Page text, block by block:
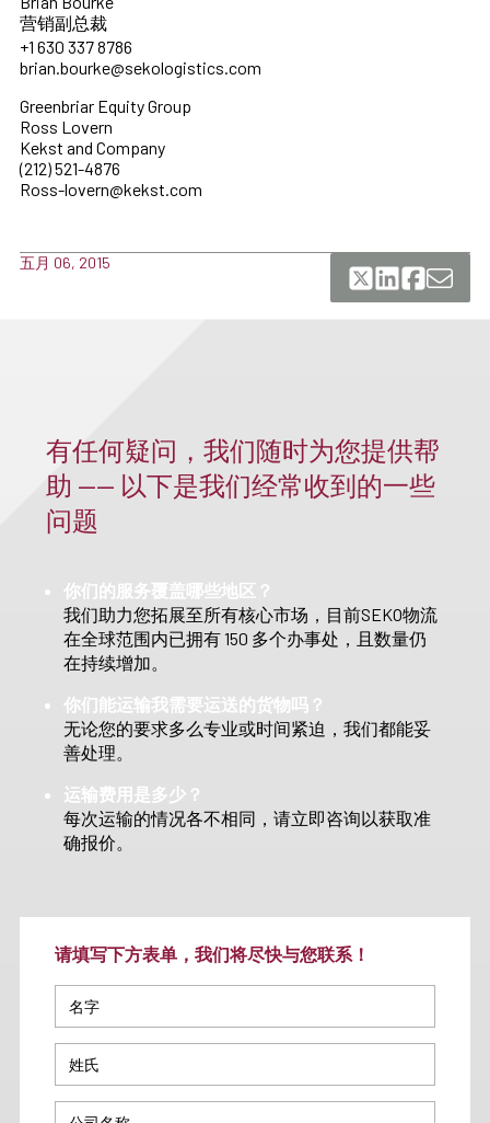
营销副总裁
+1 630 337 8786
brian.bourke@sekologistics.com
Greenbriar Equity Group
Ross Lovern
Kekst and Company
(212) 521-4876
Ross-lovern@kekst.com
五月 06, 2015
有任何疑问，我们随时为您提供帮
助 —— 以下是我们经常收到的一些
问题
你们的服务覆盖哪些地区？
我们助力您拓展至所有核心市场，目前SEKO物流
在全球范围内已拥有 150 多个办事处，且数量仍
在持续增加。
你们能运输我需要运送的货物吗？
无论您的要求多么专业或时间紧迫，我们都能妥
善处理。
运输费用是多少？
每次运输的情况各不相同，请立即咨询以获取准
确报价。
请填写下方表单，我们将尽快与您联系！